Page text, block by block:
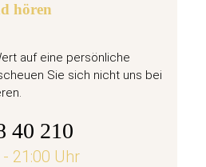
hören
auf eine persönliche
Sie sich nicht uns bei
40 210
21:00 Uhr